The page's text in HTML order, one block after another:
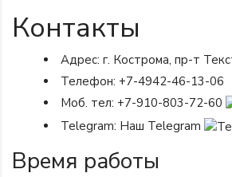
Контакты
Адрес: г. Кострома, пр-т
Телефон: +7-4942-46-13-06
Моб. тел: +7-910-803-72-60
Telegram: Наш Telegram
Время работы